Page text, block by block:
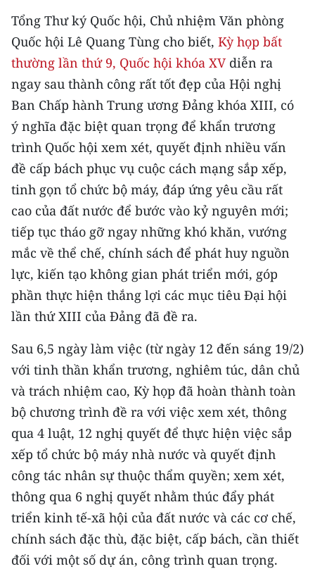
MEDIA CENTER
E-Magazine
Video
Media Chính trị
Media Kinh tế
Media Văn hóa
Media Xã hội
Media Pháp luật
Media Du lịch
Media Thế giới
Media Thể thao
Media Giáo dục
Media Y tế
Media Khoa học - Công nghệ
Media Môi trường
Ảnh
Infographic
Tổng Thư ký Quốc hội, Chủ nhiệm Văn phòng
Quốc hội Lê Quang Tùng cho biết, Kỳ họp bất
thường lần thứ 9, Quốc hội khóa XVdiễn ra
ngay sau thành công rất tốt đẹp của Hội nghị
Ban Chấp hành Trung ương Đảng khóa XIII, có
ý nghĩa đặc biệt quan trọng để khẩn trương
trình Quốc hội xem xét, quyết định nhiều vấn
đề cấp bách phục vụ cuộc cách mạng sắp xếp,
tinh gọn tổ chức bộ máy, đáp ứng yêu cầu rất
cao của đất nước để bước vào kỷ nguyên mới;
tiếp tục tháo gỡ ngay những khó khăn, vướng
mắc về thể chế, chính sách để phát huy nguồn
lực, kiến tạo không gian phát triển mới, góp
phần thực hiện thắng lợi các mục tiêu Đại hội
lần thứ XIII của Đảng đã đề ra.
Sau 6,5 ngày làm việc (từ ngày 12 đến sáng 19/2)
với tinh thần khẩn trương, nghiêm túc, dân chủ
và trách nhiệm cao, Kỳ họp đã hoàn thành toàn
bộ chương trình đề ra với việc xem xét, thông
qua 4 luật, 12 nghị quyết để thực hiện việc sắp
xếp tổ chức bộ máy nhà nước và quyết định
công tác nhân sự thuộc thẩm quyền; xem xét,
thông qua 6 nghị quyết nhằm thúc đẩy phát
triển kinh tế-xã hội của đất nước và các cơ chế,
chính sách đặc thù, đặc biệt, cấp bách, cần thiết
đối với một số dự án, công trình quan trọng.